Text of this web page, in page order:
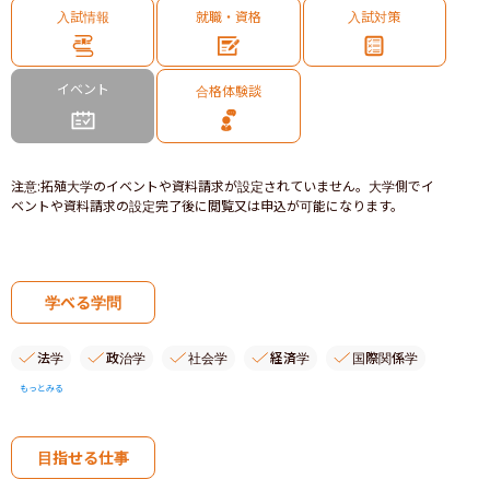
入試情報 就職・資格 入試対策
イベント 合格体験談
注意:拓殖大学のイベントや資料請求が設定されていません。大学側でイ
ベントや資料請求の設定完了後に閲覧又は申込が可能になります。
学べる学問
法学 政治学 社会学 経済学 国際関係学
もっとみる
目指せる仕事